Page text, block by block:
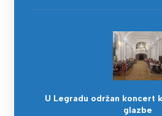
U Legradu održan koncert
glazbe